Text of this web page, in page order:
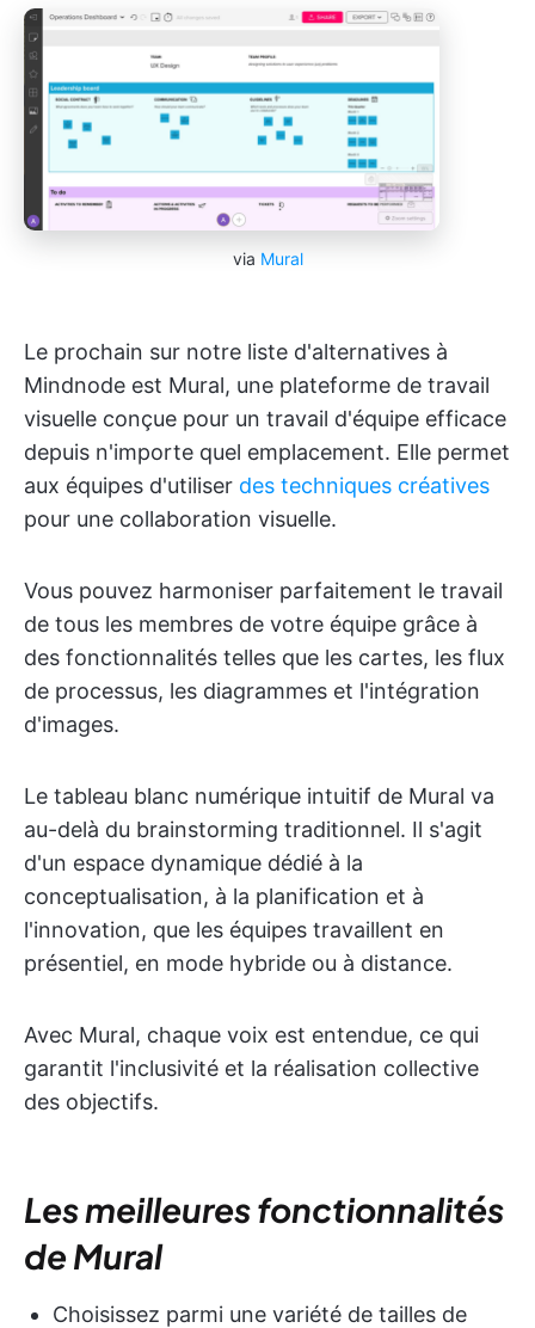
via Mural
Le prochain sur notre liste d'alternatives à
Mindnode est Mural, une plateforme de travail
visuelle conçue pour un travail d'équipe efficace
depuis n'importe quel emplacement. Elle permet
aux équipes d'utiliser des techniques créatives
pour une collaboration visuelle.
Vous pouvez harmoniser parfaitement le travail
de tous les membres de votre équipe grâce à
des fonctionnalités telles que les cartes, les flux
de processus, les diagrammes et l'intégration
d'images.
Le tableau blanc numérique intuitif de Mural va
au-delà du brainstorming traditionnel. Il s'agit
d'un espace dynamique dédié à la
conceptualisation, à la planification et à
l'innovation, que les équipes travaillent en
présentiel, en mode hybride ou à distance.
Avec Mural, chaque voix est entendue, ce qui
garantit l'inclusivité et la réalisation collective
des objectifs.
Les meilleures fonctionnalités
de Mural
Choisissez parmi une variété de tailles de